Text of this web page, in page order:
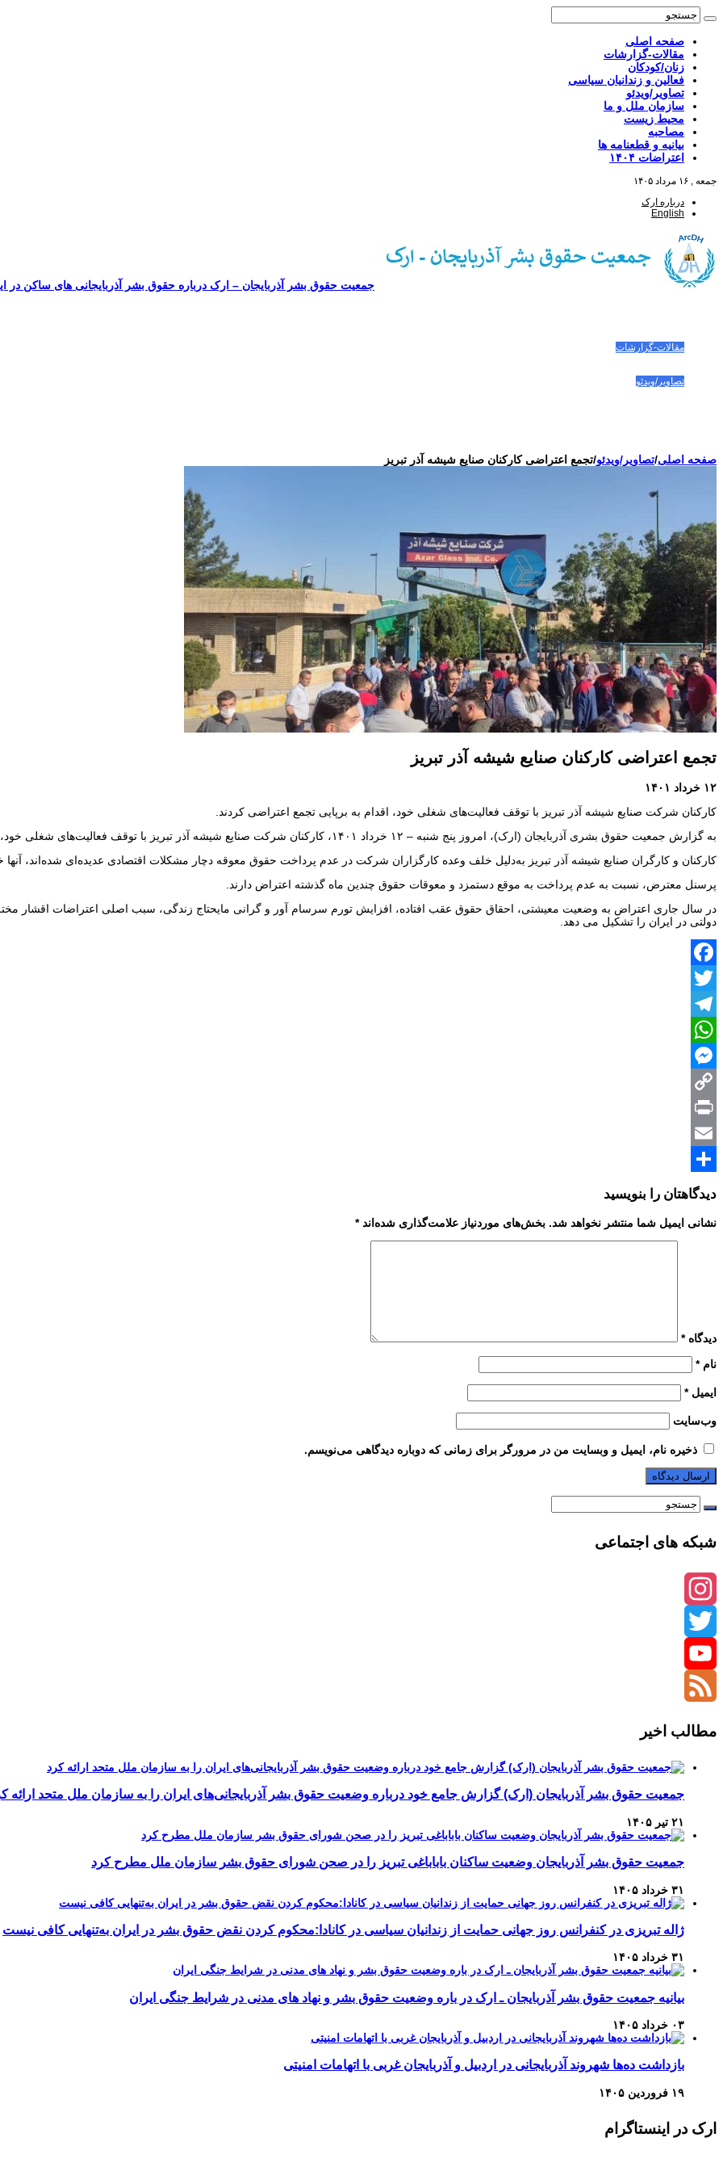
صفحه اصلی
مقالات-گزارشات
زنان/کودکان
فعالین و زندانیان سیاسی
تصاویر/ویدئو
سازمان ملل و ما
محیط زیست
مصاحبه
بیانیه و قطعنامه ها
اعتراضات ۱۴۰۴
جمعه , ۱۶ مرداد ۱۴۰۵
درباره ارک
English
جمعیت حقوق بشر آذربایجان – ارک درباره حقوق بشر آذربایجانی های ساکن در
مقالات-گزارشات
تصاویر/ویدئو
صفحه اصلی/تصاویر/ویدئو/تجمع اعتراضی کارکنان صنایع شیشه آذر تبریز
تجمع اعتراضی کارکنان صنایع شیشه آذر تبریز
۱۲ خرداد ۱۴۰۱
کارکنان شرکت صنایع شیشه آذر تبریز با توقف فعالیت‌های شغلی خود، اقدام به برپایی تجمع اعتراضی کردند.
به گزارش جمعیت حقوق بشری آذربایجان (ارک)، امروز پنج شنبه – ۱۲ خرداد ۱۴۰۱، کارکنان شرکت صنایع شیشه آذر تبریز با توقف فعالیت‌های شغلی خود، اقدام به برپایی تجمع اعتراضی کردند.
کارکنان و کارگران صنایع شیشه آذر تبریز به‌دلیل خلف وعده کارگزاران شرکت در عدم پرداخت حقوق معوقه دچار مشکلات اقتصادی عدیده‌ای شده‌اند،
پرسنل معترض، نسبت به عدم پرداخت به موقع دستمزد و معوقات حقوق چندین ماه گذشته اعتراض دارند.
در سال جاری اعتراض به وضعیت معیشتی، احقاق حقوق عقب افتاده، افزایش تورم سرسام آور و گرانی مایحتاج زندگی، سبب اصلی اعتراضات اقشار
دولتی در ایران را تشکیل می دهد.
Facebook
Twitter
Telegram
WhatsApp
Messenger
Copy
Link
Print
Email
Share
دیدگاهتان را بنویسید
نشانی ایمیل شما منتشر نخواهد شد. بخش‌های موردنیاز علامت‌گذاری شده‌اند*
دیدگاه*
نام*
ایمیل*
وب‌سایت
ذخیره نام، ایمیل و وبسایت من در مرورگر برای زمانی که دوباره دیدگاهی می‌نویسم.
شبکه های اجتماعی
Instagram
Twitter
YouTube
مطالب اخیر
جمعیت حقوق بشر آذربایجان (ارک) گزارش جامع خود درباره وضعیت حقوق بشر آذربایجانی‌های ایران را به سازمان ملل متحد ارائه
۲۱ تیر ۱۴۰۵
جمعیت حقوق بشر آذربایجان وضعیت ساکنان باباباغی تبریز را در صحن شورای حقوق بشر سازمان ملل مطرح کرد
۳۱ خرداد ۱۴۰۵
ژاله تبریزی در کنفرانس روز جهانی حمایت از زندانیان سیاسی در کانادا:محکوم کردن نقض حقوق بشر در ایران به‌تنهایی کافی نیست
۳۱ خرداد ۱۴۰۵
بیانیه جمعیت حقوق بشر آذربایجان ـ ارک در باره وضعیت حقوق بشر و نهاد های مدنی در شرایط جنگی ایران
۰۳ خرداد ۱۴۰۵
بازداشت ده‌ها شهروند آذربایجانی در اردبیل و آذربایجان غربی با اتهامات امنیتی
۱۹ فروردین ۱۴۰۵
ارک در اینستاگرام